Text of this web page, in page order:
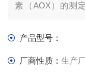
素（AOX）的测
伦法》"的检测标准
产品型号：
厂商性质：生产